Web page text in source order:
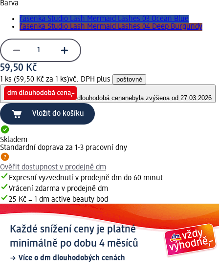
Barva
řasenka Studio Lash Mermaid Lashes 03 Ocean Blue
řasenka Studio Lash Mermaid Lashes 04 Deep Burgundy
59,50 Kč
1 ks (59,50 Kč za 1 ks)vč. DPH plus poštovné
dlouhodobá cenanebyla zvýšena od 27.03.2026
Vložit do košíku
Skladem
Standardní doprava za 1-3 pracovní dny
Ověřit dostupnost v prodejně dm
Expresní vyzvednutí v prodejně dm do 60 minut
Vrácení zdarma v prodejně dm
25 Kč = 1 dm active beauty bod
Každé snížení ceny je platné
minimálně po dobu 4 měsíců
Více o dm dlouhodobých cenách